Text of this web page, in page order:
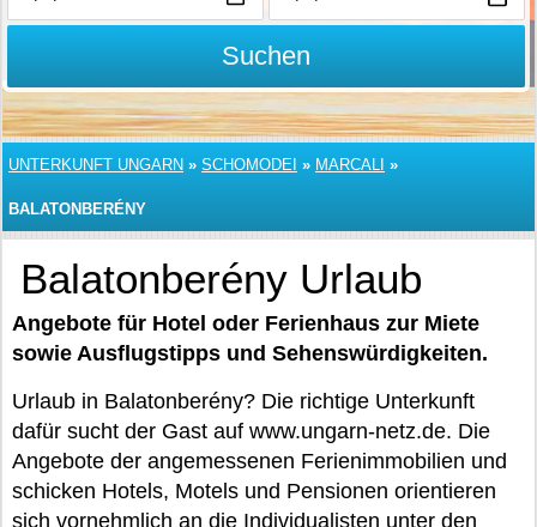
Suchen
UNTERKUNFT UNGARN » SCHOMODEI » MARCALI »
BALATONBERÉNY
Balatonberény Urlaub
Angebote für Hotel oder Ferienhaus zur Miete
sowie Ausflugstipps und Sehenswürdigkeiten.
Urlaub in Balatonberény? Die richtige Unterkunft
dafür sucht der Gast auf www.ungarn-netz.de. Die
Angebote der angemessenen Ferienimmobilien und
schicken Hotels, Motels und Pensionen orientieren
sich vornehmlich an die Individualisten unter den